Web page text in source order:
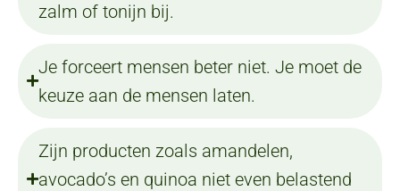
zalm of tonijn bij.
Je forceert mensen beter niet. Je moet de
keuze aan de mensen laten.
Zijn producten zoals amandelen,
avocado’s en quinoa niet even belastend